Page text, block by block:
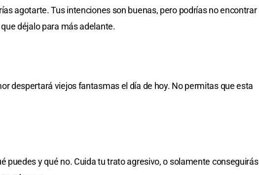
agotarte. Tus intenciones son buenas, pero podrías no encontrar
déjalo para más adelante.
despertará viejos fantasmas el día de hoy. No permitas que esta
puedes y qué no. Cuida tu trato agresivo, o solamente conseguirás